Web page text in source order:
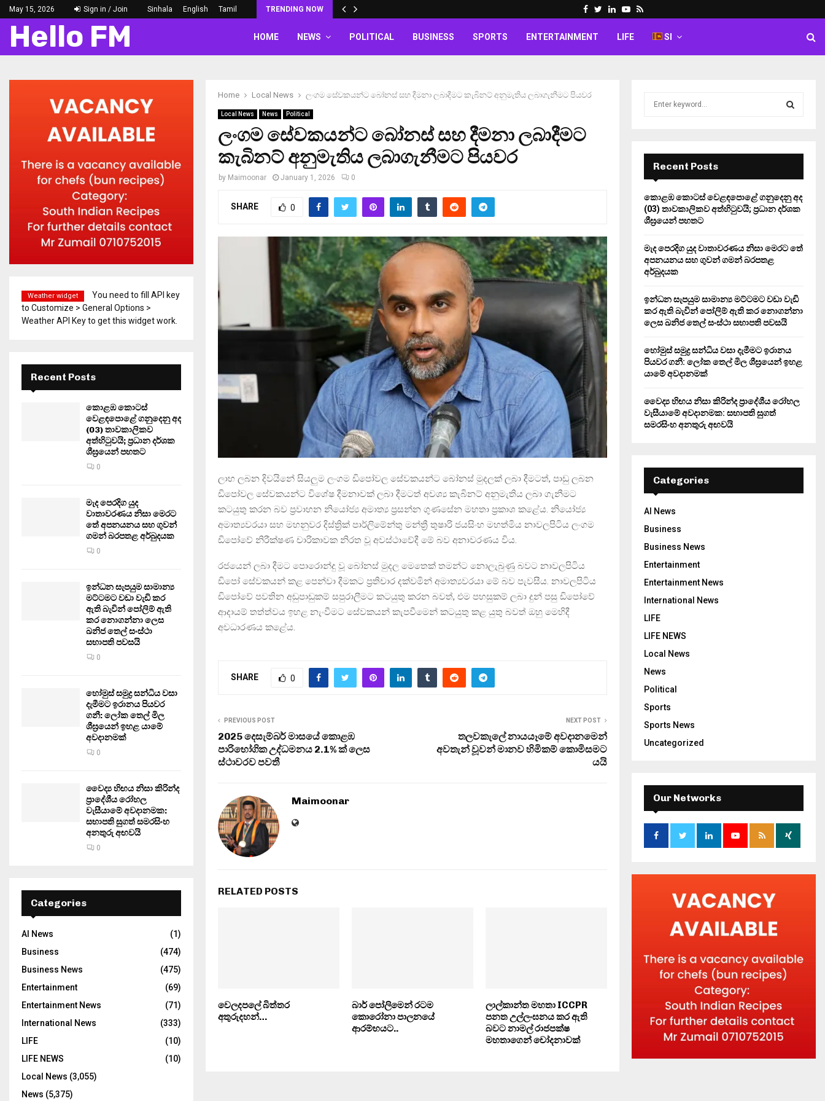
May 15, 2026 Sign in / Join Sinhala English Tamil TRENDING NOW Facebook
Twitter
LinkedinYoutube
Rss
Hello FM HOME NEWS POLITICAL BUSINESS SPORTS ENTERTAINMENT LIFE SI
Home Local News ලංගම සේවකයන්ට බෝනස් සහ දීමනා ලබාදීමට කැබිනට් අනුමැතිය ලබාගැනීමට පියවර
Local News News Political
ලංගම සේවකයන්ට බෝනස් සහ දීමනා ලබාදීමට
කැබිනට් අනුමැතිය ලබාගැනීමට පියවර
by Maimoonar January 1, 2026 0
SHARE 0
ලාභ ලබන දිවයිනේ සියලුම ලංගම ඩිපෝවල සේවකයන්ට බෝනස් මුදලක් ලබා දීමටත්, පාඩු ලබන
ඩිපෝවල සේවකයන්ට විශේෂ දීමනාවක් ලබා දීමටත් අවශ්‍ය කැබිනට් අනුමැතිය ලබා ගැනීමට
කටයුතු කරන බව ප්‍රවාහන නියෝජ්‍ය අමාත්‍ය ප්‍රසන්න ගුණසේන මහතා ප්‍රකාශ කළේය. නියෝජ්‍ය
අමාත්‍යවරයා සහ මහනුවර දිස්ත්‍රික් පාර්ලිමේන්තු මන්ත්‍රී තුෂාරි ජයසිංහ මහත්මිය නාවලපිටිය ලංගම
ඩිපෝවේ නිරීක්ෂණ චාරිකාවක නිරත වූ අවස්ථාවේදී මේ බව අනාවරණය විය.
රජයෙන් ලබා දීමට පොරොන්දු වූ බෝනස් මුදල මෙතෙක් තමන්ට නොලැබුණු බවට නාවලපිටිය
ඩිපෝ සේවකයන් කළ පෙන්වා දීමකට ප්‍රතිචාර දක්වමින් අමාත්‍යවරයා මේ බව පැවසීය. නාවලපිටිය
ඩිපෝවේ පවතින අඩුපාඩුකම් සපුරාලීමට කටයුතු කරන බවත්, එම පහසුකම් ලබා දුන් පසු ඩිපෝවේ
ආදායම් තත්ත්වය ඉහළ නැංවීමට සේවකයන් කැපවීමෙන් කටයුතු කළ යුතු බවත් ඔහු මෙහිදී
අවධාරණය කළේය.
SHARE 0
PREVIOUS POST
2025 දෙසැම්බර් මාසයේ කොළඹ
පාරිභෝගික උද්ධමනය 2.1% ක් ලෙස
ස්ථාවරව පවතී
NEXT POST
තලවකැලේ නායයෑමේ අවදානමෙන්
අවතැන් වූවන් මානව හිමිකම් කොමිසමට
යයි
Maimoonar
RELATED POSTS
වෙලදපලේ බිත්තර
අතුරුදහන්…
බාර් පෝලිමෙන් රටම
කොරෝනා පාලනයේ
ආරම්භයට..
ලාල්කාන්ත මහතා ICCPR
පනත උල්ලංඝනය කර ඇති
බවට නාමල් රාජපක්ෂ
මහතාගෙන් චෝදනාවක්
Weather widget
You need to fill API key
to Customize > General Options >
Weather API Key to get this widget work.
Recent Posts
කොළඹ කොටස්
වෙළඳපොළේ ගනුදෙනු අද
(03) තාවකාලිකව
අත්හිටුවයි; ප්‍රධාන දර්ශක
ශීඝ්‍රයෙන් පහතට
0
මැද පෙරදිග යුද
වාතාවරණය නිසා මෙරට
තේ අපනයනය සහ ගුවන්
ගමන් බරපතළ අර්බුදයක
0
ඉන්ධන සැපයුම සාමාන්‍ය
මට්ටමට වඩා වැඩි කර
ඇති බැවින් පෝලිම් ඇති
කර නොගන්නා ලෙස
ඛනිජ තෙල් සංස්ථා
සභාපති පවසයි
0
හෝමුස් සමුද්‍ර සන්ධිය වසා
දැමීමට ඉරානය පියවර
ගනී: ලෝක තෙල් මිල
ශීඝ්‍රයෙන් ඉහළ යාමේ
අවදානමක්
0
වෛද්‍ය හිඟය නිසා කිරින්ද
ප්‍රාදේශීය රෝහල
වැසීයාමේ අවදානමක:
සභාපති සුගත් සමරසිංහ
අනතුරු අඟවයි
0
Categories
AI News
(1)
Business
(474)
Business News
(475)
Entertainment
(69)
Entertainment News
(71)
International News
(333)
LIFE
(10)
LIFE NEWS
(10)
Local News (3,055)
News (5,375)
r
:
E
A
R
H
Recent Posts
කොළඹ කොටස් වෙළඳපොළේ ගනුදෙනු අද
(03) තාවකාලිකව අත්හිටුවයි; ප්‍රධාන දර්ශක
ශීඝ්‍රයෙන් පහතට
මැද පෙරදිග යුද වාතාවරණය නිසා මෙරට තේ
අපනයනය සහ ගුවන් ගමන් බරපතළ
අර්බුදයක
ඉන්ධන සැපයුම සාමාන්‍ය මට්ටමට වඩා වැඩි
කර ඇති බැවින් පෝලිම් ඇති කර නොගන්නා
ලෙස ඛනිජ තෙල් සංස්ථා සභාපති පවසයි
හෝමුස් සමුද්‍ර සන්ධිය වසා දැමීමට ඉරානය
පියවර ගනී: ලෝක තෙල් මිල ශීඝ්‍රයෙන් ඉහළ
යාමේ අවදානමක්
වෛද්‍ය හිඟය නිසා කිරින්ද ප්‍රාදේශීය රෝහල
වැසීයාමේ අවදානමක: සභාපති සුගත්
සමරසිංහ අනතුරු අඟවයි
Categories
AI News
Business
Business News
Entertainment
Entertainment News
International News
LIFE
LIFE NEWS
Local News
News
Political
Sports
Sports News
Uncategorized
Our Networks